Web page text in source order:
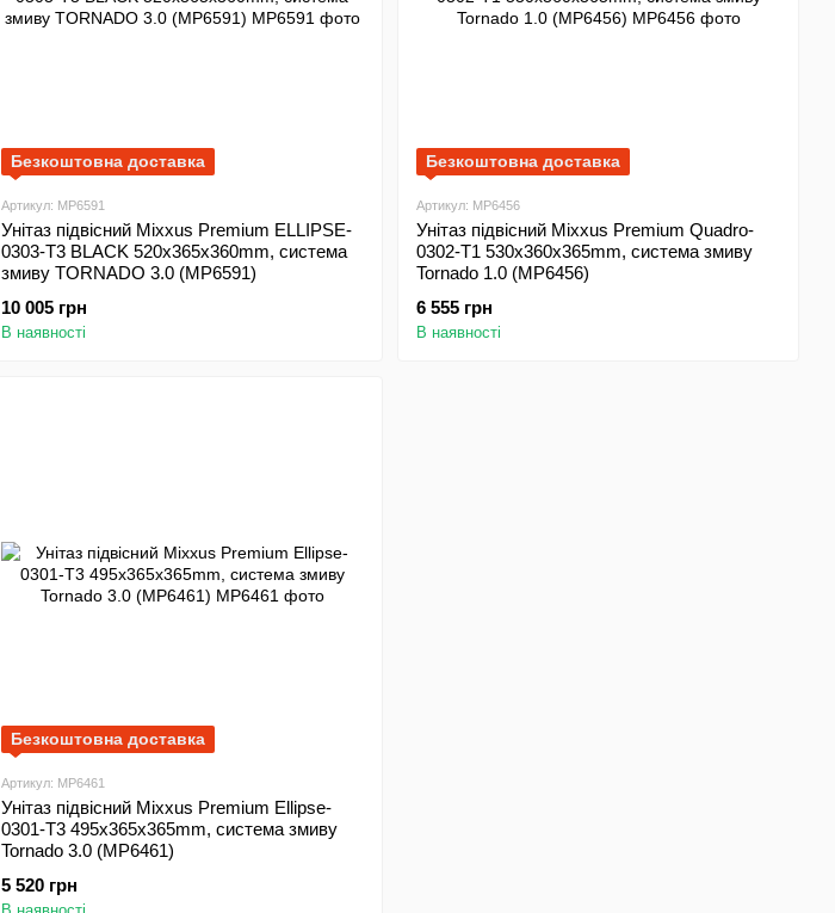
Безкоштовна доставка
Артикул: MP6591
Унітаз підвісний Mixxus Premium ELLIPSE-
0303-T3 BLACK 520х365х360mm, система
змиву TORNADO 3.0 (MP6591)
10 005 грн
В наявності
Безкоштовна доставка
Артикул: MP6456
Унітаз підвісний Mixxus Premium Quadro-
0302-T1 530x360x365mm, система змиву
Tornado 1.0 (MP6456)
6 555 грн
В наявності
Безкоштовна доставка
Артикул: MP6461
Унітаз підвісний Mixxus Premium Ellipse-
0301-T3 495x365x365mm, система змиву
Tornado 3.0 (MP6461)
5 520 грн